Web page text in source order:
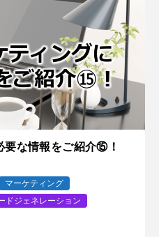
な情報をご紹介⑮！
マーケティング
ドジェネレーション